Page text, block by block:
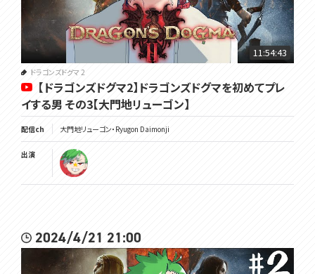
11:54:43
ドラゴンズドグマ 2
【ドラゴンズドグマ2】ドラゴンズドグマを初めてプレ
イする男 その3【大門地リューゴン】
配信ch 大門地リューゴン・Ryugon Daimonji
出演
2024/4/21 21:00